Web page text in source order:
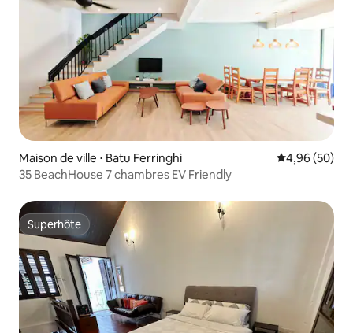
Maison de ville ⋅ Batu Ferringhi Évaluation
4,96 (50)
35 BeachHouse 7 chambres EV Friendly
Superhôte
Superhôte